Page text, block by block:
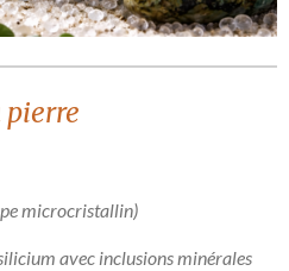
microcristallin)
avec inclusions minérales